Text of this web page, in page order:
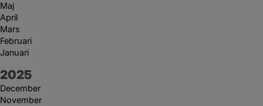
Maj
April
Mars
Februari
Januari
År:
2025
December
November